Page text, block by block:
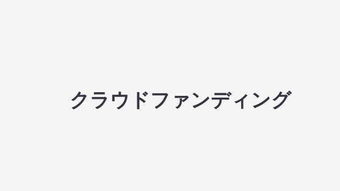
クラウドファンディング